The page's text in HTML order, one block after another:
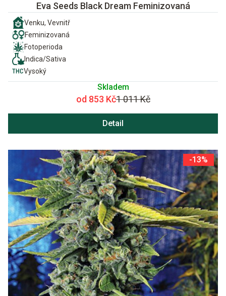
Eva Seeds Black Dream Feminizovaná
Venku, Vevnitř
Feminizovaná
Fotoperioda
Indica/Sativa
Vysoký
Skladem
od 853 Kč1 011 Kč
Detail
-13%